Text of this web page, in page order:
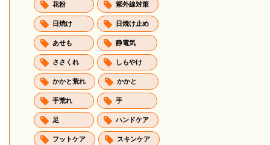
花粉 紫外線対策
日焼け 日焼け止め
あせも 静電気
ささくれ しもやけ
かかと荒れ かかと
手荒れ 手
足 ハンドケア
フットケア スキンケア